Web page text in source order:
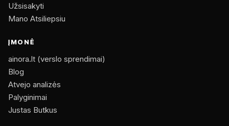
Užsisakyti
Mano Atsiliepsiu
ĮMONĖ
ainora.lt (verslo sprendimai)
Blog
Atvejo analizės
Palyginimai
Justas Butkus